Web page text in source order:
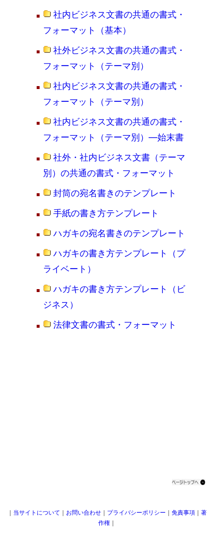
社内ビジネス文書の共通の書式・
フォーマット（基本）
社外ビジネス文書の共通の書式・
フォーマット（テーマ別）
社内ビジネス文書の共通の書式・
フォーマット（テーマ別）
社内ビジネス文書の共通の書式・
フォーマット（テーマ別）―始末書
社外・社内ビジネス文書（テーマ
別）の共通の書式・フォーマット
封筒の宛名書きのテンプレート
手紙の書き方テンプレート
ハガキの宛名書きのテンプレート
ハガキの書き方テンプレート（プ
ライベート）
ハガキの書き方テンプレート（ビ
ジネス）
法律文書の書式・フォーマット
｜ 当サイトについて ｜ お問い合わせ ｜ プライバシーポリシー ｜ 免責事項 ｜ 著
作権 ｜